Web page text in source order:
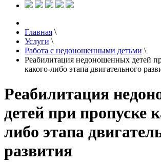
Главная \
Услуги \
Работа с недоношенными детьми \
Реабилитация недоношенных детей
какого-либо этапа двигательного
Реабилитация
детей при пропуске
либо этапа
развития